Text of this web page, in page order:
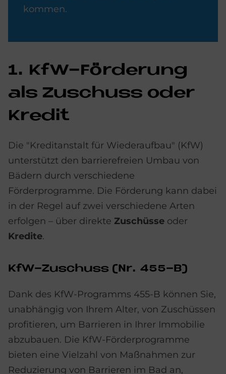
kommen.
1. KfW-För­de­rung
als Zu­schuss oder
Kre­dit
Die "Kreditanstalt für Wiederaufbau" (KfW)
unterstützt den barrierefreien Umbau von
Bädern durch verschiedene
Förderprogramme. Die Förderung kann dabei
in der Regel auf zwei verschiedene Arten
erfolgen – über direkte Zuschüsse oder
Kredite.
KfW-Zu­schuss (Nr. 455-B)
Dank des KfW-Programms 455-B können Sie,
unabhängig von Ihrem Alter, von Zuschüssen
profitieren, um Barrieren in Ihrer Immobilie
abzubauen. Die KfW-Förderprogramme
bieten eine Vielzahl von Maßnahmen zur
Reduzierung von Barrieren im Bad an,